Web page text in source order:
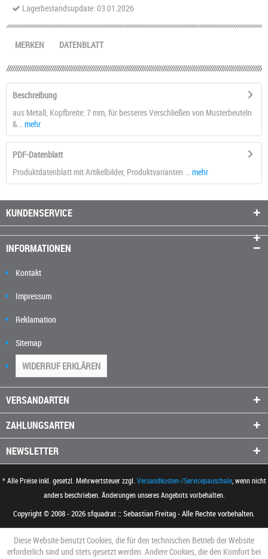
Lagerbestandsupdate: 03.01.2026
DATENBLATT
MERKEN
Beschreibung
aus Metall, Kopfbreite: 7 mm, für besseres Verschließen von Musterbeuteln
&...
mehr
PDF-Datenblatt
Produktdatenblatt mit Artikelbilder, Produktvarianten ... mehr
KUNDENSERVICE
INFORMATIONEN
Kontakt
Impressum
Reklamation
Sitemap
WIDERRUF ERKLÄREN
VERSANDARTEN
ZAHLUNGSARTEN
NEWSLETTER
* Alle Preise inkl. gesetzl. Mehrwertsteuer zzgl. Versandkosten-/Servicepauschale, wenn nicht
anders beschrieben. Änderungen unseres Angebots vorbehalten.
Copyright © 2008 - 2026 sfquadrat :: Sebastian Freitag - Alle Rechte vorbehalten.
Diese Website benutzt Cookies, die für den technischen Betrieb der Website
erforderlich sind und stets gesetzt werden. Andere Cookies, die den Komfort bei